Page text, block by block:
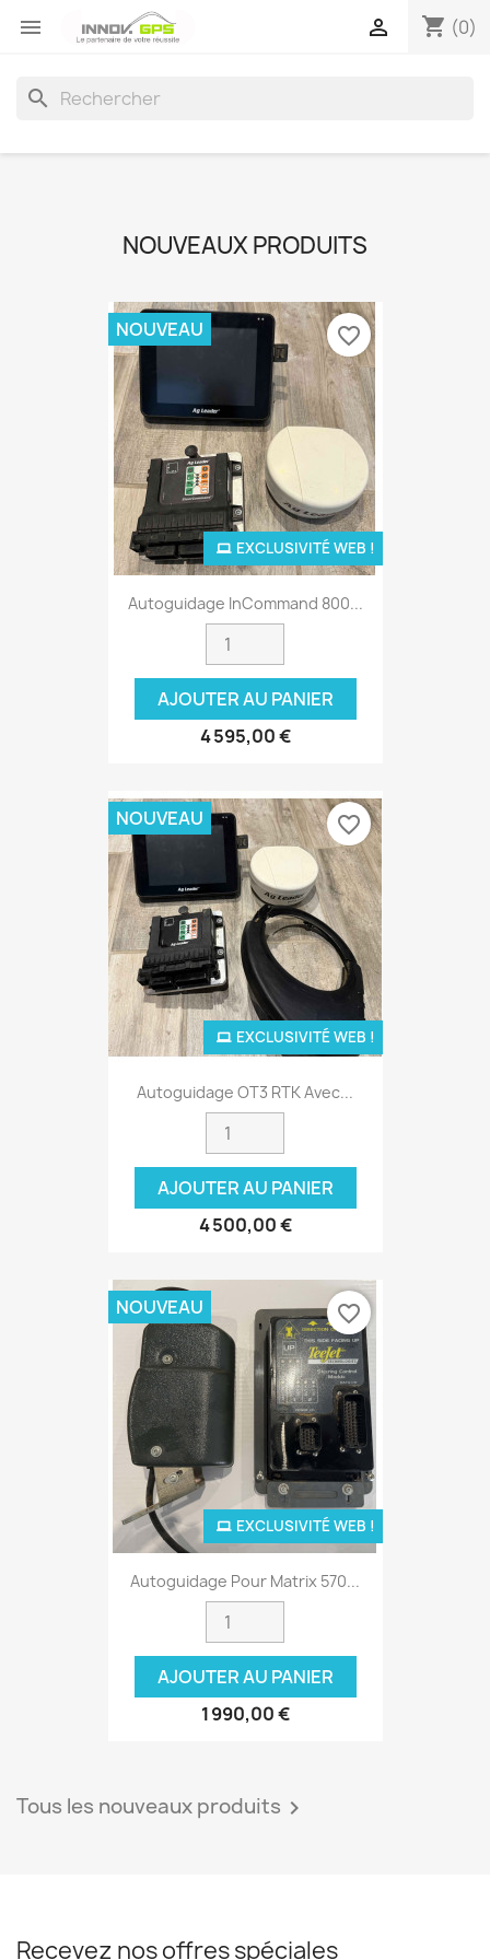
 shopping_cart (0)

search
NOUVEAUX PRODUITS
Autoguidage InCommand 800...
AJOUTER AU PANIER
4 595,00 €
EXCLUSIVITÉ WEB !
NOUVEAU favorite_border
Autoguidage OT3 RTK Avec...
AJOUTER AU PANIER
4 500,00 €
EXCLUSIVITÉ WEB !
NOUVEAU favorite_border
Autoguidage Pour Matrix 570...
AJOUTER AU PANIER
1 990,00 €
EXCLUSIVITÉ WEB !
NOUVEAU favorite_border
Tous les nouveaux produits 
Recevez nos offres spéciales